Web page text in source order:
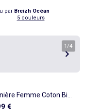
par Breizh Océan
5 couleurs
1 /4
Femme Coton Bio
PIRIAC - Tee Shirt
€